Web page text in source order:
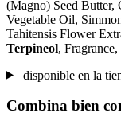
(Magno) Seed Butter,
Vegetable Oil,
Tahitensis Flower
Terpineol, Fragrance,
disponible en la
Combina bien